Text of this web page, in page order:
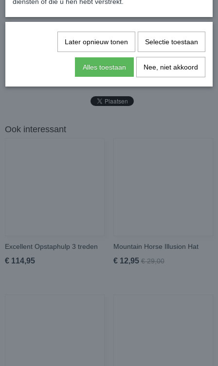
Ook interessant
Excellent Opstaphulp 3 treden
€ 114,95
Mountain Horse Illusion Hat
€ 12,95 € 29,00
Later opnieuw tonen Selectie toestaan
Alles toestaan Nee, niet akkoord